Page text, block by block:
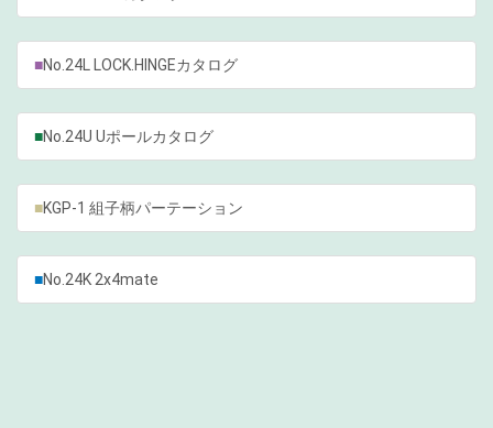
■No.24L LOCK.HINGEカタログ
■No.24U Uポールカタログ
■KGP-1 組子柄パーテーション
■No.24K 2x4mate